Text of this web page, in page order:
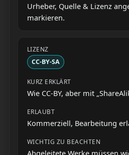
Urheber, Quelle & Lizenz
markieren.
CC-BY-SA
Wie CC-BY, aber mit
Kommerziell, Bearbeitung
Abgeleitete Werke müssen